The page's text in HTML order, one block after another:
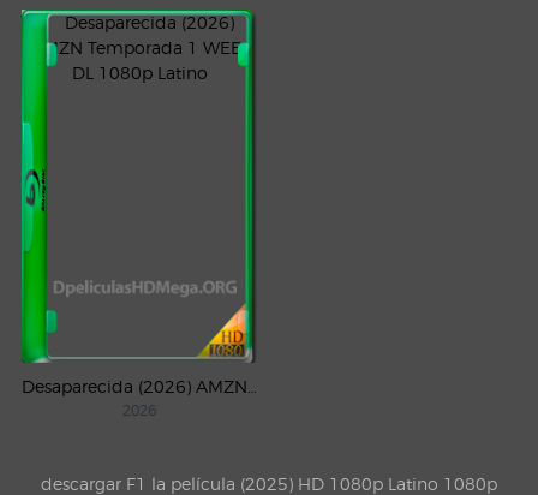
2026
descargar F1 la película (2025) HD 1080p Latino 1080p